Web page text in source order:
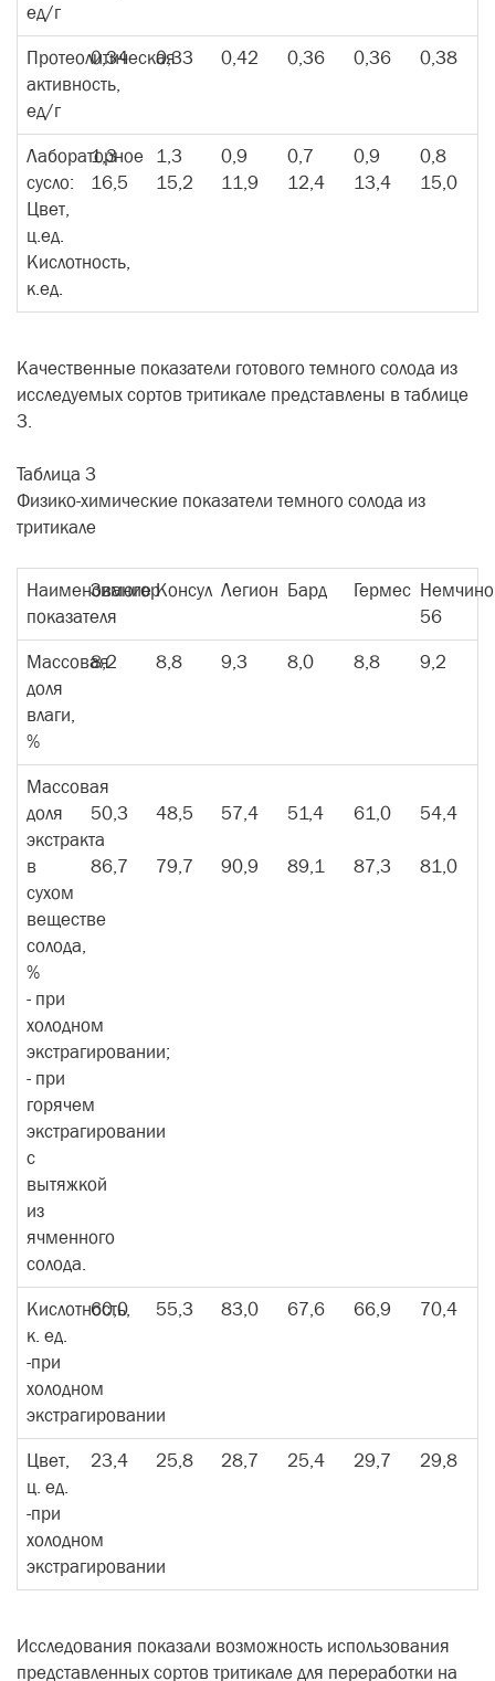
ед/г
Протеолитическая
активность,
ед/г
0,34 0,33 0,42 0,36 0,36 0,38
Лабораторное
сусло:
Цвет,
ц.ед.
Кислотность,
к.ед.
1,3
16,5
1,3
15,2
0,9
11,9
0,7
12,4
0,9
13,4
0,8
15,0
Качественные показатели готового темного солода из
исследуемых сортов тритикале представлены в таблице
3.
Таблица 3
Физико-химические показатели темного солода из
тритикале
Наименование
показателя
ЗимогорКонсул Легион Бард Гермес
56
Массовая
доля
влаги,
%
8,2 8,8 9,3 8,0 8,8 9,2
Массовая
доля
экстракта
в
сухом
веществе
солода,
%
- при
холодном
экстрагировании;
- при
горячем
экстрагировании
с
вытяжкой
из
ячменного
солода.
50,3
86,7
48,5
79,7
57,4
90,9
51,4
89,1
61,0
87,3
54,4
81,0
Кислотность,
к. ед.
-при
холодном
экстрагировании
60,0 55,3 83,0 67,6 66,9 70,4
Цвет,
ц. ед.
-при
холодном
экстрагировании
23,4 25,8 28,7 25,4 29,7 29,8
Исследования показали возможность использования
представленных сортов тритикале для переработки на